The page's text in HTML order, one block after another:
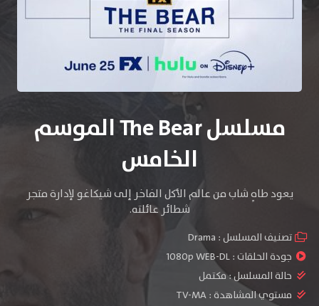
مسلسل The Bear الموسم
الخامس
يعود طاهٍ شاب من عالم الأكل الفاخر إلى شيكاغو لإدارة متجر
شطائر عائلته.
تصنيف المسلسل : Drama
جودة الحلقات :1080p WEB-DL
حالة المسلسل :مكتمل
مستوي المشاهدة :TV-MA